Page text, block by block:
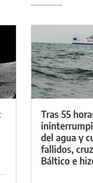
Tras 55
del agua y
fallidos,
Báltico e